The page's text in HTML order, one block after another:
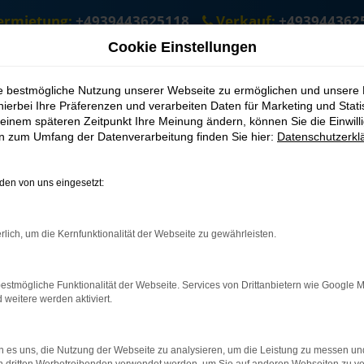
+4939443625118 Verkauf:
schnell den passenden Škoda für
oder mieten möchten, sind Sie bei uns für Magdeburg an der
nur das zeichnet ASM Autoservice Meißner für Magdeburg
werden staunen, wie schnell es von Magdeburg zu uns und
und informieren Sie sich über die passende Škoda für
Network Error
ist ein Fehler aufgetreten.
paar Tipps, die dir helfen können:
Cookie Einstellungen
bestmögliche Nutzung unserer Webseite zu ermöglichen und unsere
Ihre Präferenzen und verarbeiten Daten für Marketing und
späteren Zeitpunkt Ihre Meinung ändern, können Sie die
zum Umfang der Datenverarbeitung finden Sie hier:
von uns eingesetzt:
um die Kernfunktionalität der Webseite zu gewährleisten.
Funktionalität der Webseite. Services von Drittanbietern wie Google
weitere werden aktiviert.
es uns, die Nutzung der Webseite zu analysieren, um die Leistung zu messen